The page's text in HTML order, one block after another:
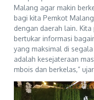
Malang agar makin
bagi kita Pemkot
dengan daerah lain.
bertukar informasi
yang maksimal di
adalah kesejateraan
mbois dan berkelas,”